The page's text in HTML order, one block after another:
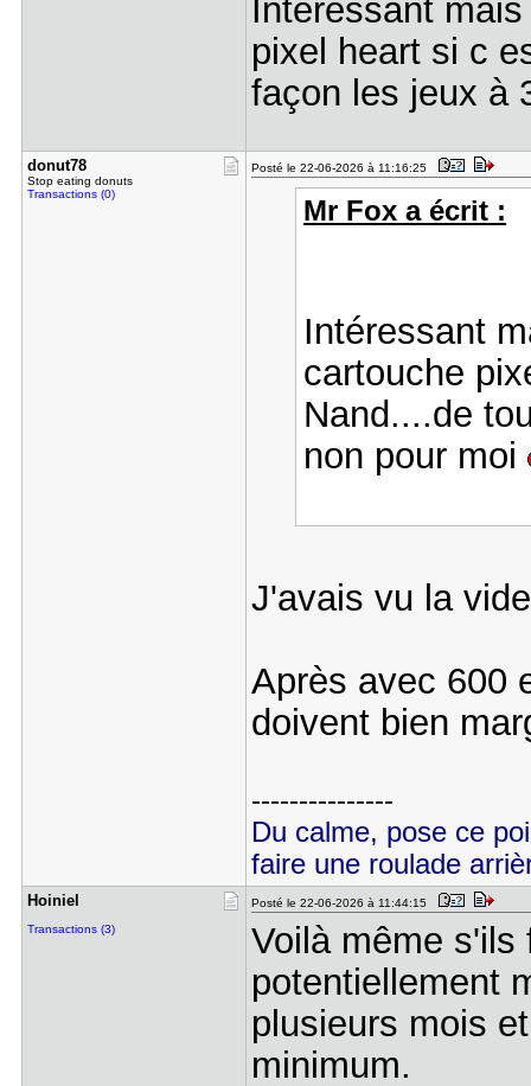
Intéressant
pixel heart si c
façon les jeux à
donut78
Stop eating donuts
Transactions (0)
Posté le 22-06-2026 à 11:16:25
Mr Fox a écrit :
Intéressant
cartouche
Nand....de
non pour moi
J'avais vu la
Après avec 600
doivent bien
---------------
Du calme, pose ce
faire une roulade
Hoiniel
Transactions (3)
Posté le 22-06-2026 à 11:44:15
Voilà même s'ils
potentiellement
plusieurs mois
minimum.